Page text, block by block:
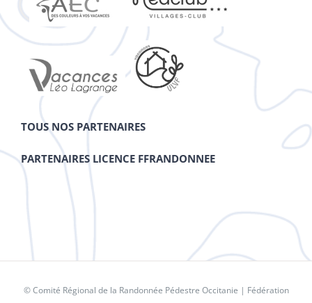
TOUS NOS PARTENAIRES
PARTENAIRES LICENCE FFRANDONNEE
© Comité Régional de la Randonnée Pédestre Occitanie | Fédération